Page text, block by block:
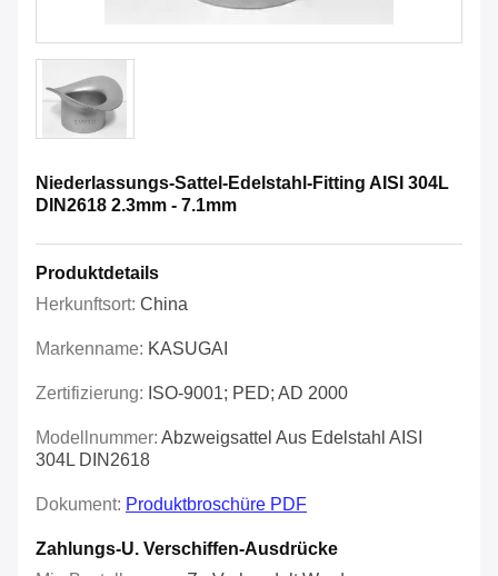
Niederlassungs-Sattel-Edelstahl-Fitting AISI 304L
DIN2618 2.3mm - 7.1mm
Produktdetails
Herkunftsort: China
Markenname: KASUGAI
Zertifizierung: ISO-9001; PED; AD 2000
Modellnummer: Abzweigsattel Aus Edelstahl AISI
304L DIN2618
Dokument: Produktbroschüre PDF
Zahlungs-U. Verschiffen-Ausdrücke